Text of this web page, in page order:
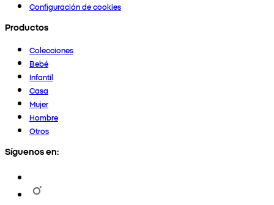
Configuración de cookies
Productos
Colecciones
Bebé
Infantil
Casa
Mujer
Hombre
Otros
Síguenos en: